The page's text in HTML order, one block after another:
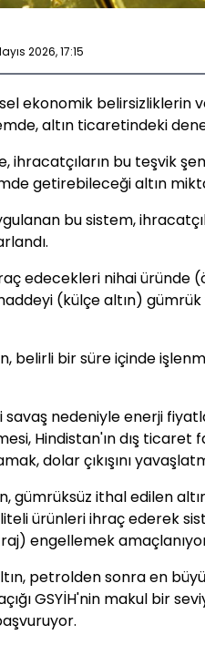
2026, 17:15
ekonomik belirsizliklerin
altın ticaretindeki
ihracatçıların bu teşvik
getirebileceği altın
bu sistem,
edecekleri nihai üründe
(külçe altın)
belirli bir süre içinde
savaş nedeniyle enerji
Hindistan'ın dış ticaret
dolar çıkışını
gümrüksüz ithal edilen
ürünleri ihraç ederek
engellemek
petrolden sonra en
GSYİH'nin makul bir